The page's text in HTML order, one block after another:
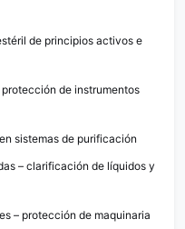
de principios activos e
de instrumentos
sistemas de purificación
– clarificación de líquidos y
– protección de maquinaria